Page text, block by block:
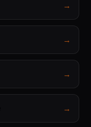
→
→
→
→